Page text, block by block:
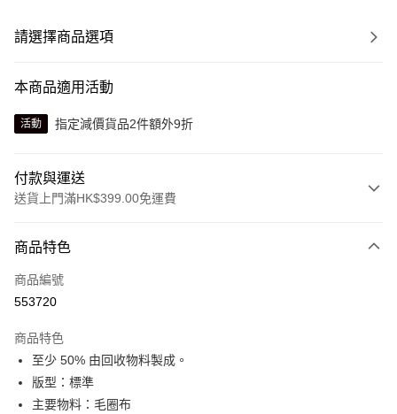
請選擇商品選項
本商品適用活動
活動 指定減價貨品2件額外9折
付款與運送
送貨上門滿HK$399.00免運費
信用卡
線上付款
Alipay, PayMe, WeChat Pay, UnionPay, FPS
送貨方式
單筆訂單淨值滿$399可享免運費優惠
每筆HK$30.00，滿HK$399.00或以上免運費
商品特色
商品編號
553720
商品特色
至少 50% 由回收物料製成。
版型：標準
主要物料：毛圈布